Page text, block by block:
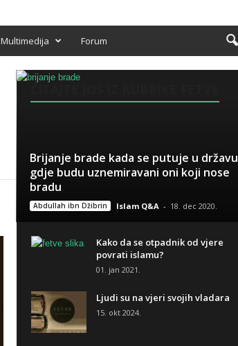
Multimedija Forum
Brijanje brade kada se putuje u državu
gdje budu uznemiravani oni koji nose
bradu
Abdullah ibn Džibrin Islam Q&A - 18. dec 2020.
Kako da se otpadnik od vjere
povrati islamu?
01. jan 2021.
Ljudi su na vjeri svojih vladara
15. okt 2024.